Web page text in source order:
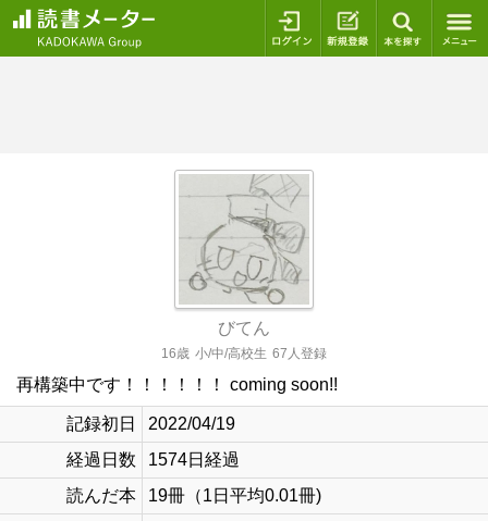
ログイン 新規登録
びてん
16歳 小/中/高校生 67人登録
再構築中です！！！！！！ coming soon!!
記録初日
2022/04/19
経過日数
1574日経過
読んだ本
19冊（1日平均0.01冊)